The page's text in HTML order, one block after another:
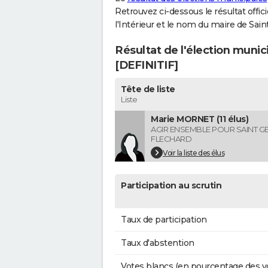
Retrouvez ci-dessous le résultat
l'Intérieur et le nom du maire de
Résultat de l'élection
[DEFINITIF]
Tête de liste
Liste
Marie MORNET (11 élus)
AGIR ENSEMBLE POUR SAINT
FLECHARD
Voir la liste des élus
Participation au scrutin
Taux de participation
Taux d'abstention